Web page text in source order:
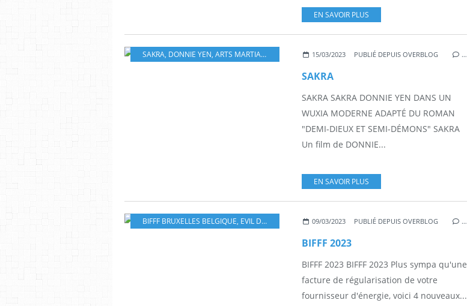
EN SAVOIR PLUS
SAKRA, DONNIE YEN, ARTS MARTIAUX CINÉMA,COMBATS,ACTION,FANTASTIQUE FANTASY
15/03/2023 PUBLIÉ DEPUIS OVERBLOG …
SAKRA
SAKRA SAKRA DONNIE YEN DANS UN
WUXIA MODERNE ADAPTÉ DU ROMAN
"DEMI-DIEUX ET SEMI-DÉMONS" SAKRA
Un film de DONNIE...
EN SAVOIR PLUS
BIFFF BRUXELLES BELGIQUE, EVIL DEAD RISE HORREUR,CINEASTE,CINÉMA,FANTASTIQUE FILMS
09/03/2023 PUBLIÉ DEPUIS OVERBLOG …
BIFFF 2023
BIFFF 2023 BIFFF 2023 Plus sympa qu'une
facture de régularisation de votre
fournisseur d'énergie, voici 4 nouveaux...